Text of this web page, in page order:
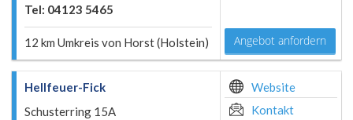
Tel: 04123 5465
12 km Umkreis von Horst (Holstein) Angebot anfordern
Hellfeuer-Fick
Schusterring 15A
Website
Kontakt